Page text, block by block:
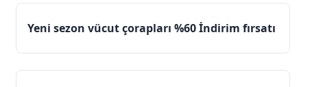
Yeni sezon vücut çorapları %60 İndirim fırsatı